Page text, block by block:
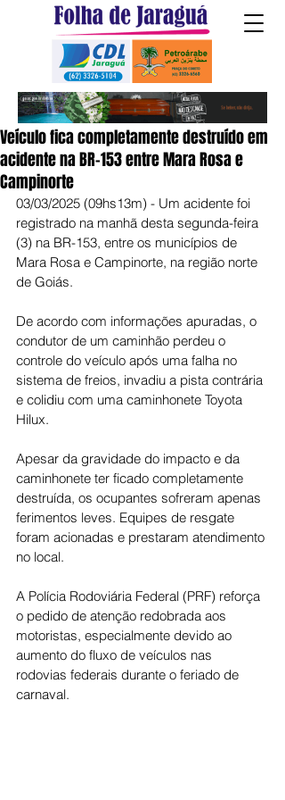
Veículo fica completamente destruído em
acidente na BR-153 entre Mara Rosa e
Campinorte
03/03/2025 (09hs13m) - Um acidente foi
registrado na manhã desta segunda-feira
(3) na BR-153, entre os municípios de
Mara Rosa e Campinorte, na região norte
de Goiás.
De acordo com informações apuradas, o
condutor de um caminhão perdeu o
controle do veículo após uma falha no
sistema de freios, invadiu a pista contrária
e colidiu com uma caminhonete Toyota
Hilux.
Apesar da gravidade do impacto e da
caminhonete ter ficado completamente
destruída, os ocupantes sofreram apenas
ferimentos leves. Equipes de resgate
foram acionadas e prestaram atendimento
no local.
A Polícia Rodoviária Federal (PRF) reforça
o pedido de atenção redobrada aos
motoristas, especialmente devido ao
aumento do fluxo de veículos nas
rodovias federais durante o feriado de
carnaval.